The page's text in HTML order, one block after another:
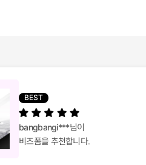
BEST
bangbangi***님이
비즈폼을 추천합니다.